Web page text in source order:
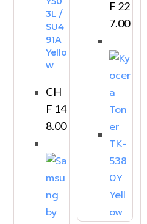
3L /
SU4
91A
Yello
w
CH
F 14
8.00
F 22
7.00